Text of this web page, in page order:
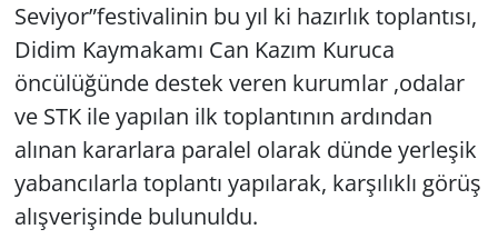
Seviyor”festivalinin bu yıl ki hazırlık toplantısı,
Didim Kaymakamı Can Kazım Kuruca
öncülüğünde destek veren kurumlar ,odalar
ve STK ile yapılan ilk toplantının ardından
alınan kararlara paralel olarak dünde yerleşik
yabancılarla toplantı yapılarak, karşılıklı görüş
alışverişinde bulunuldu.